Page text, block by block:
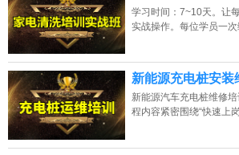
学习时间：7~10天。让
实战操作。每位学员一
新能源充电桩安装
新能源汽车充电桩维修
程内容紧密围绕“快速上